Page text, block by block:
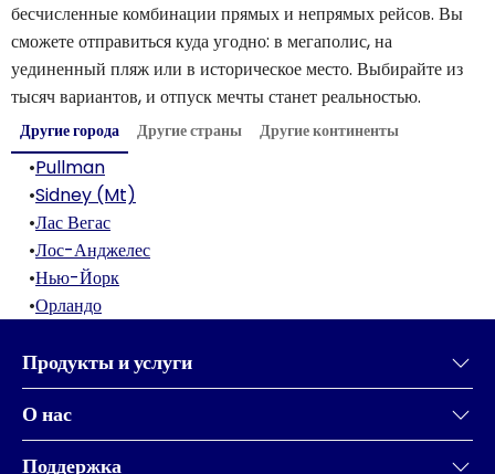
бесчисленные комбинации прямых и непрямых рейсов. Вы
сможете отправиться куда угодно: в мегаполис, на
уединенный пляж или в историческое место. Выбирайте из
тысяч вариантов, и отпуск мечты станет реальностью.
Другие города Другие страны Другие континенты
•Pullman
•Sidney (Mt)
•Лас Вегас
•Лос-Анджелес
•Нью-Йорк
•Орландо
Продукты и услуги
О нас
Поддержка